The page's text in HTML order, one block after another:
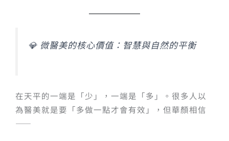
💎 微醫美的核心價值：智慧與自然的平衡
在天平的一端是「少」，一端是「多」。很多人以
為醫美就是要「多做一點才會有效」，但華顏相信
——